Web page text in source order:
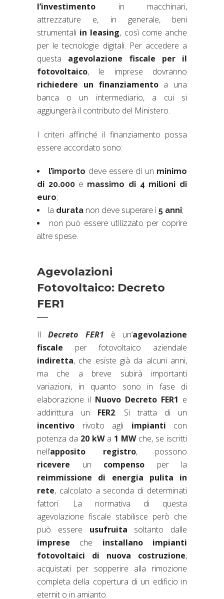
l’investimento in macchinari,
attrezzature e, in generale, beni
strumentali in leasing, così come anche
per le tecnologie digitali. Per accedere a
questa agevolazione fiscale per il
fotovoltaico, le imprese dovranno
richiedere un finanziamentoa una
banca o un intermediario, a cui si
aggiungerà il contributo del Ministero.
I criteri affinché il finanziamento possa
essere accordato sono:
l’importo deve essere di un minimo
di 20.000e massimo di 4 milioni di
euro;
la durata non deve superare i 5 anni;
non può essere utilizzato per coprire
altre spese.
Agevolazioni
Fotovoltaico: Decreto
FER1
IlDecreto FER1 è un’agevolazione
fiscale per fotovoltaico aziendale
indiretta, che esiste già da alcuni anni,
ma che a breve subirà importanti
variazioni, in quanto sono in fase di
elaborazione il Nuovo Decreto FER1 e
addirittura un FER2. Si tratta di un
incentivo rivolto agli impianti con
potenza da 20 kWa 1 MWche, se iscritti
nell’apposito registro, possono
ricevere un compenso per la
reimmissione di energia pulita in
rete, calcolato a seconda di determinati
fattori. La normativa di questa
agevolazione fiscale stabilisce però che
può essere usufruita soltanto dalle
imprese che installano impianti
fotovoltaici di nuova costruzione,
acquistati per sopperire alla rimozione
completa della copertura di un edificio in
eternit o in amianto.